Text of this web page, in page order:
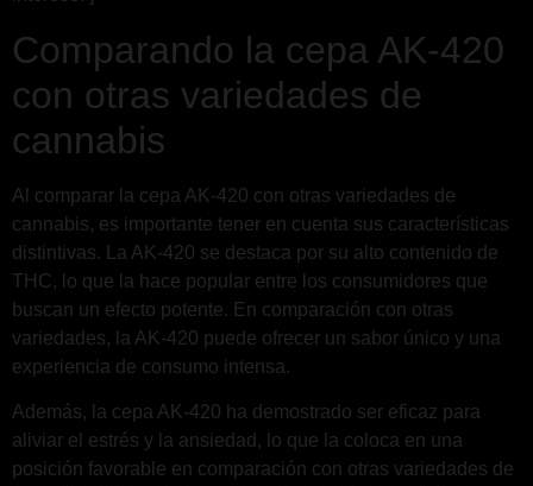
Comparando la cepa AK-420
con otras variedades de
cannabis
Al comparar la cepa AK-420 con otras variedades de
cannabis, es importante tener en cuenta sus características
distintivas. La AK-420 se destaca por su alto contenido de
THC, lo que la hace popular entre los consumidores que
buscan un efecto potente. En comparación con otras
variedades, la AK-420 puede ofrecer un sabor único y una
experiencia de consumo intensa.
Además, la cepa AK-420 ha demostrado ser eficaz para
aliviar el estrés y la ansiedad, lo que la coloca en una
posición favorable en comparación con otras variedades de